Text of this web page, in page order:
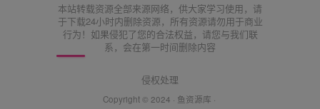
本站转载资源全部来源网络，供大家学习使用，请
于下载24小时内删除资源，所有资源请勿用于商业
行为！如果侵犯了您的合法权益，请您与我们联
系，会在第一时间删除内容
侵权处理
Copyright © 2024 · 鱼资源库 ·